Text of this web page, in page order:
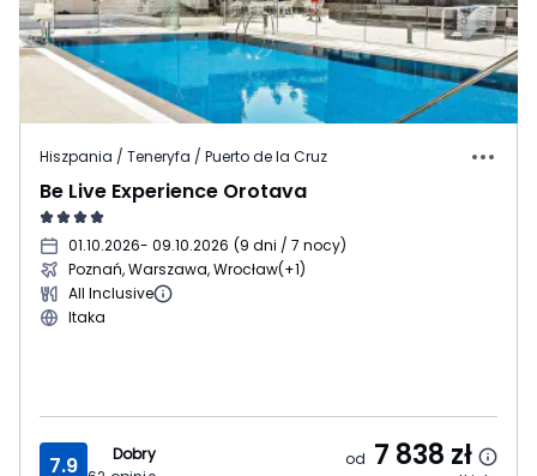
Hiszpania / Teneryfa / Puerto de la Cruz
Be Live Experience Orotava
01.10.2026- 09.10.2026 (9 dni / 7 nocy)
Poznań, Warszawa, Wrocław(+1)
All Inclusive
Itaka
7.9
Dobry
od 7 838 zł